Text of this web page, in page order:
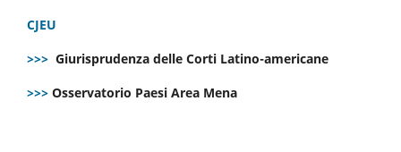
CJEU
>>> Giurisprudenza delle Corti Latino-americane
>>> Osservatorio Paesi Area Mena